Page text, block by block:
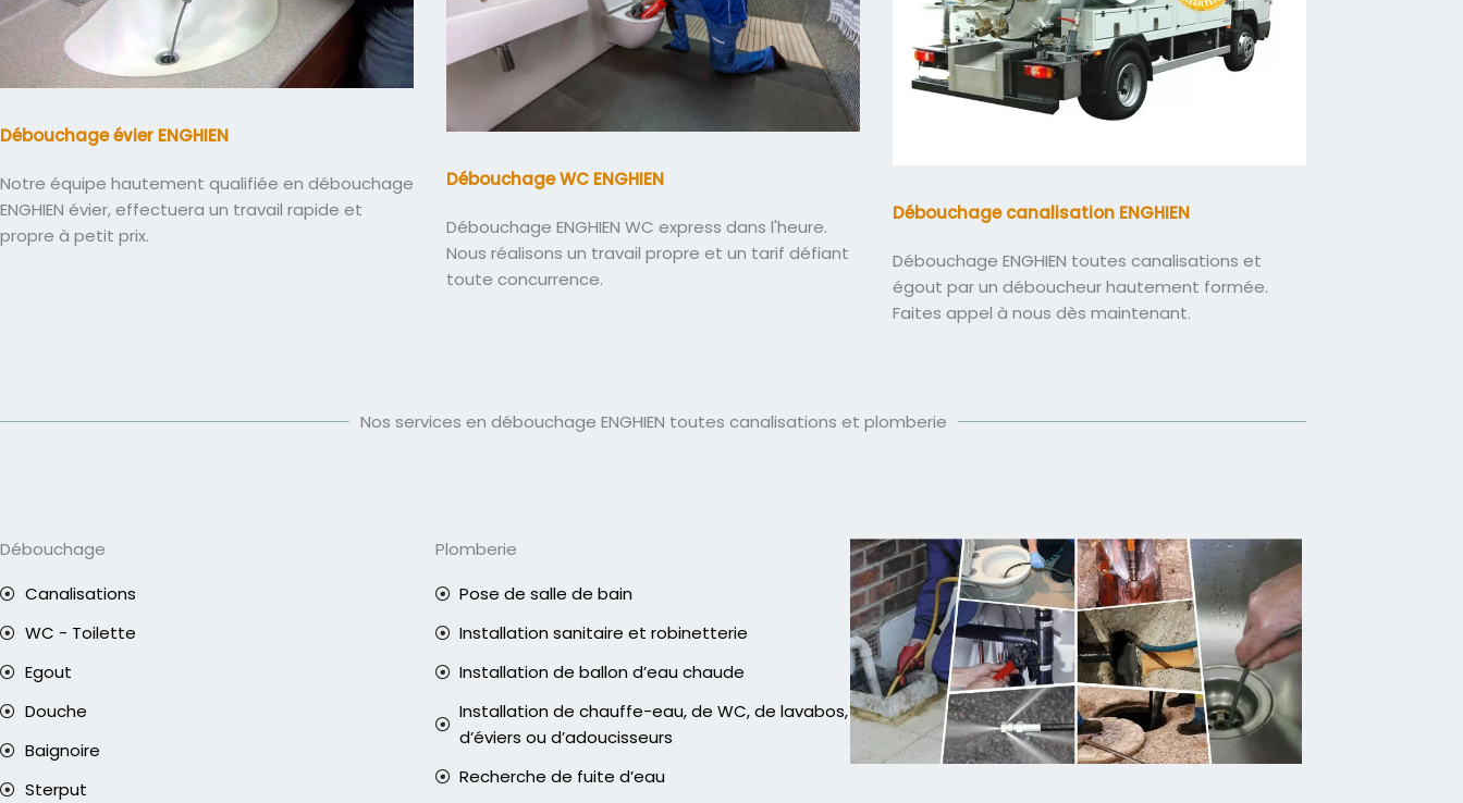
Débouchage évier ENGHIEN
Notre équipe hautement qualifiée en débouchage
ENGHIEN évier, effectuera un travail rapide et
propre à petit prix.
Débouchage WC ENGHIEN
Débouchage ENGHIEN WC express dans l'heure.
Nous réalisons un travail propre et un tarif défiant
toute concurrence.
Débouchage canalisation ENGHIEN
Débouchage ENGHIEN toutes canalisations et
égout par un déboucheur hautement formée.
Faites appel à nous dès maintenant.
Nos services en débouchage ENGHIEN toutes canalisations et plomberie
Débouchage
Canalisations
WC - Toilette
Egout
Douche
Baignoire
Sterput
Plomberie
Pose de salle de bain
Installation sanitaire et robinetterie
Installation de ballon d’eau chaude
Installation de chauffe-eau, de WC, de lavabos,
d’éviers ou d’adoucisseurs
Recherche de fuite d’eau